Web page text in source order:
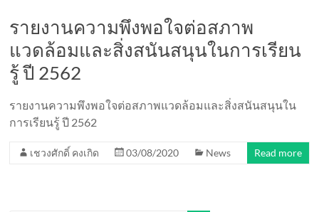
รายงานความพึงพอใจต่อสภาพ
แวดล้อมและสิ่งสนันสนุนในการเรียน
รู้ ปี 2562
รายงานความพึงพอใจต่อสภาพแวดล้อมและสิ่งสนันสนุนใน
การเรียนรู้ ปี 2562
เชวงศักดิ์ คงเกิด 03/08/2020 News Read more